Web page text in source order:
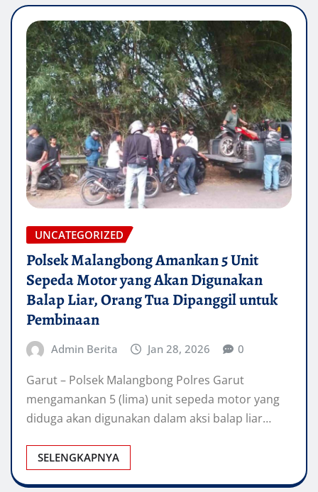
UNCATEGORIZED
Polsek Malangbong Amankan 5 Unit
Sepeda Motor yang Akan Digunakan
Balap Liar, Orang Tua Dipanggil untuk
Pembinaan
Admin Berita Jan 28, 2026 0
Garut – Polsek Malangbong Polres Garut
mengamankan 5 (lima) unit sepeda motor yang
diduga akan digunakan dalam aksi balap liar…
SELENGKAPNYA